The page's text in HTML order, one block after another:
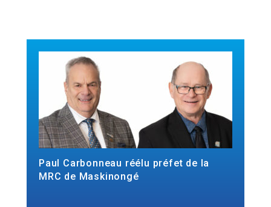
Paul Carbonneau réélu préfet de la
MRC de Maskinongé